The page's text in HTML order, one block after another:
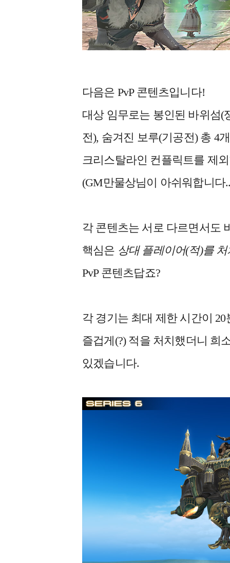
다음은 PvP 콘텐츠입니다!
대상 임무로는 봉인된 바위섬(
전), 숨겨진 보루(기공전) 총 4
크리스탈라인 컨플릭트를 제
(GM만물상님이 아쉬워합니다
각 콘텐츠는 서로 다르면서도
핵심은 상대 플레이어(적)를
PvP 콘텐츠답죠?
각 경기는 최대 제한 시간이
즐겁게(?) 적을 처치했더니 희
있겠습니다.